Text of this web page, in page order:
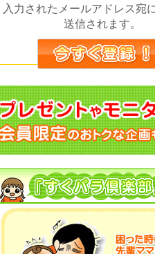
入力されたメールアドレス宛
送信されます。